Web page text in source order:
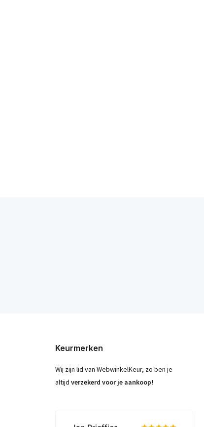
Keurmerken
Wij zijn lid van WebwinkelKeur, zo ben je
altijd verzekerd voor je aankoop!